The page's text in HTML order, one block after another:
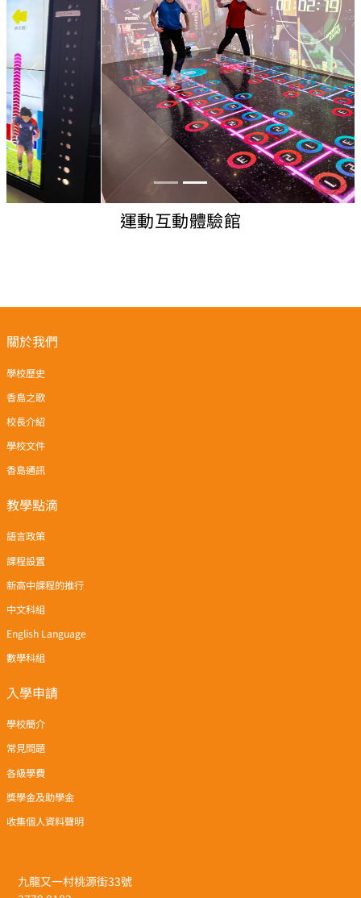
Previous Next
運動互動體驗館
九龍又一村桃源街33號
關於我們
學校歷史
香島之歌
校長介紹
學校文件
香島通訊
教學點滴
語言政策
課程設置
新高中課程的推行
中文科組
English Language
數學科組
入學申請
學校簡介
常見問題
各級學費
獎學金及助學金
收集個人資料聲明